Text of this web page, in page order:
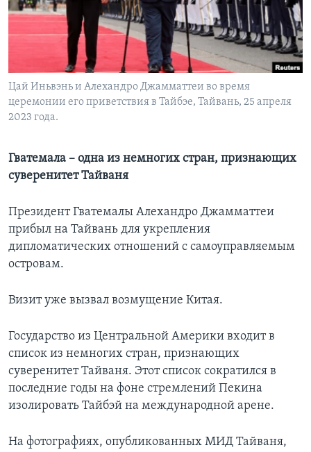
Learning English
СОЦИАЛЬНЫЕ СЕТИ
Цай Иньвэнь и Алехандро Джамматтеи во время
церемонии его приветствия в Тайбэе, Тайвань, 25 апреля
2023 года.
Гватемала – одна из немногих стран, признающих
суверенитет Тайваня
Президент Гватемалы Алехандро Джамматтеи
прибыл на Тайвань для укрепления
дипломатических отношений с самоуправляемым
островам.
Визит уже вызвал возмущение Китая.
Государство из Центральной Америки входит в
список из немногих стран, признающих
суверенитет Тайваня. Этот список сократился в
последние годы на фоне стремлений Пекина
изолировать Тайбэй на международной арене.
На фотографиях, опубликованных МИД Тайваня,